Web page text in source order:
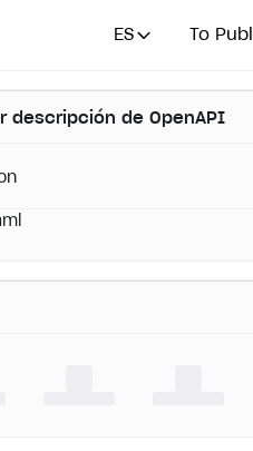
ES To
descripción de OpenAPI